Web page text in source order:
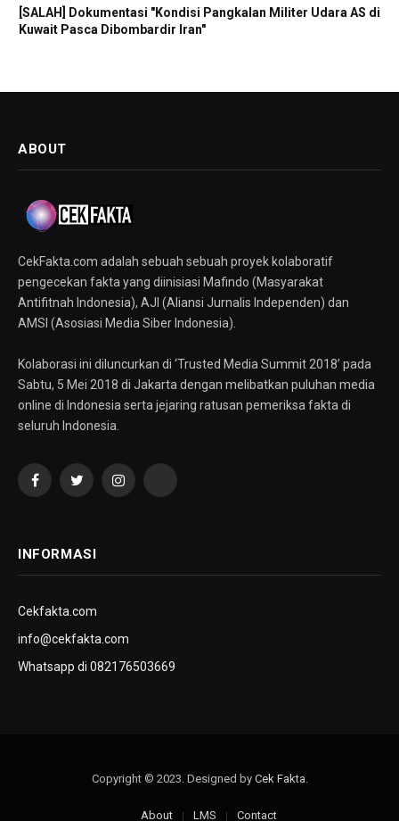
[SALAH] Dokumentasi "Kondisi Pangkalan Militer Udara AS di
Kuwait Pasca Dibombardir Iran"
ABOUT
CekFakta.com adalah sebuah sebuah proyek kolaboratif
pengecekan fakta yang diinisiasi Mafindo (Masyarakat
Antifitnah Indonesia), AJI (Aliansi Jurnalis Independen) dan
AMSI (Asosiasi Media Siber Indonesia).
Kolaborasi ini diluncurkan di ‘Trusted Media Summit 2018’ pada
Sabtu, 5 Mei 2018 di Jakarta dengan melibatkan puluhan media
online di Indonesia serta jejaring ratusan pemeriksa fakta di
seluruh Indonesia.
FacebookTwitterInstagramYouTube
INFORMASI
Cekfakta.com
info@cekfakta.com
Whatsapp di 082176503669
Copyright © 2023. Designed by Cek Fakta.
About LMS Contact